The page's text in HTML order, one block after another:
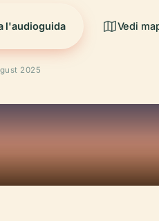
l'audioguida Vedi
2025